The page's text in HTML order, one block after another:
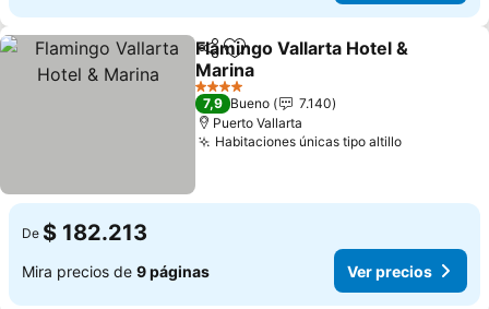
CompartirAgregar a favoritos
Flamingo Vallarta Hotel &
Marina
4 Estrellas
7,9 Bueno
7.140
Puerto Vallarta
Habitaciones únicas tipo altillo
De $ 182.213
Mira precios de 9 páginas Ver precios